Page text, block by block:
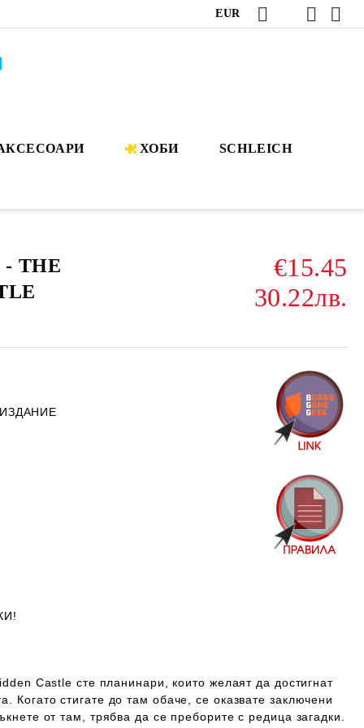
EUR
ХОБИ SCHLEICH
- THE
€15.45
30.22лв.
Castle сте планинари, които желаят да достигнат
Когато стигате до там обаче, се оказвате заключени
от там, трябва да се преборите с редица загадки.